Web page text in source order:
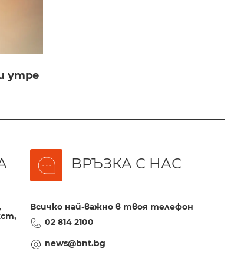
утре
ВРЪЗКА С НАС
Всичко най-важно в твоя телефон
02 814 2100
news@bnt.bg